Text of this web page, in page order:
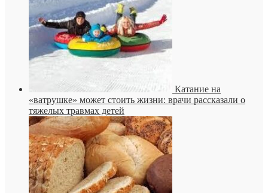
Катание на
«ватрушке» может стоить жизни: врачи рассказали о
тяжелых травмах детей